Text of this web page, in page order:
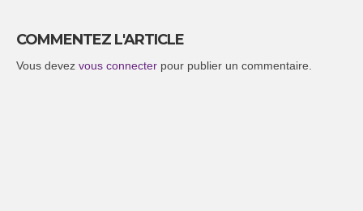
COMMENTEZ L'ARTICLE
Vous devez vous connecter pour publier un commentaire.